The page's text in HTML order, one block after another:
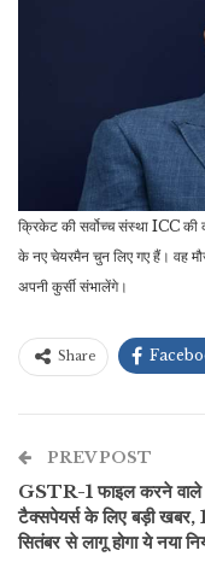
क्रिकेट की सर्वोच्च संस्था ICC की
के नए चेयरमैन चुन लिए गए हैं। वह
अपनी कुर्सी संभालेंगे।
Share
PREV POST
GSTR-1 फाइल करने वाले
टैक्सपेयर्स के लिए बड़ी खबर,
सितंबर से लागू होगा ये नया